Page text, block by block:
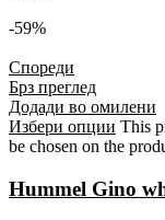
-59%
Спореди
Брз преглед
Додади во омилени
Избери опции This
be chosen on the
Hummel Gino